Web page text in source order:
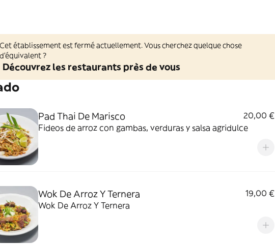
Cet établissement est fermé actuellement. Vous cherchez quelque chose
d'équivalent ?
Découvrez les restaurants près de vous
Pad Thai De Marisco
20,00 €
Fideos de arroz con gambas, verduras y salsa agridulce
Wok De Arroz Y Ternera
19,00 €
Wok De Arroz Y Ternera